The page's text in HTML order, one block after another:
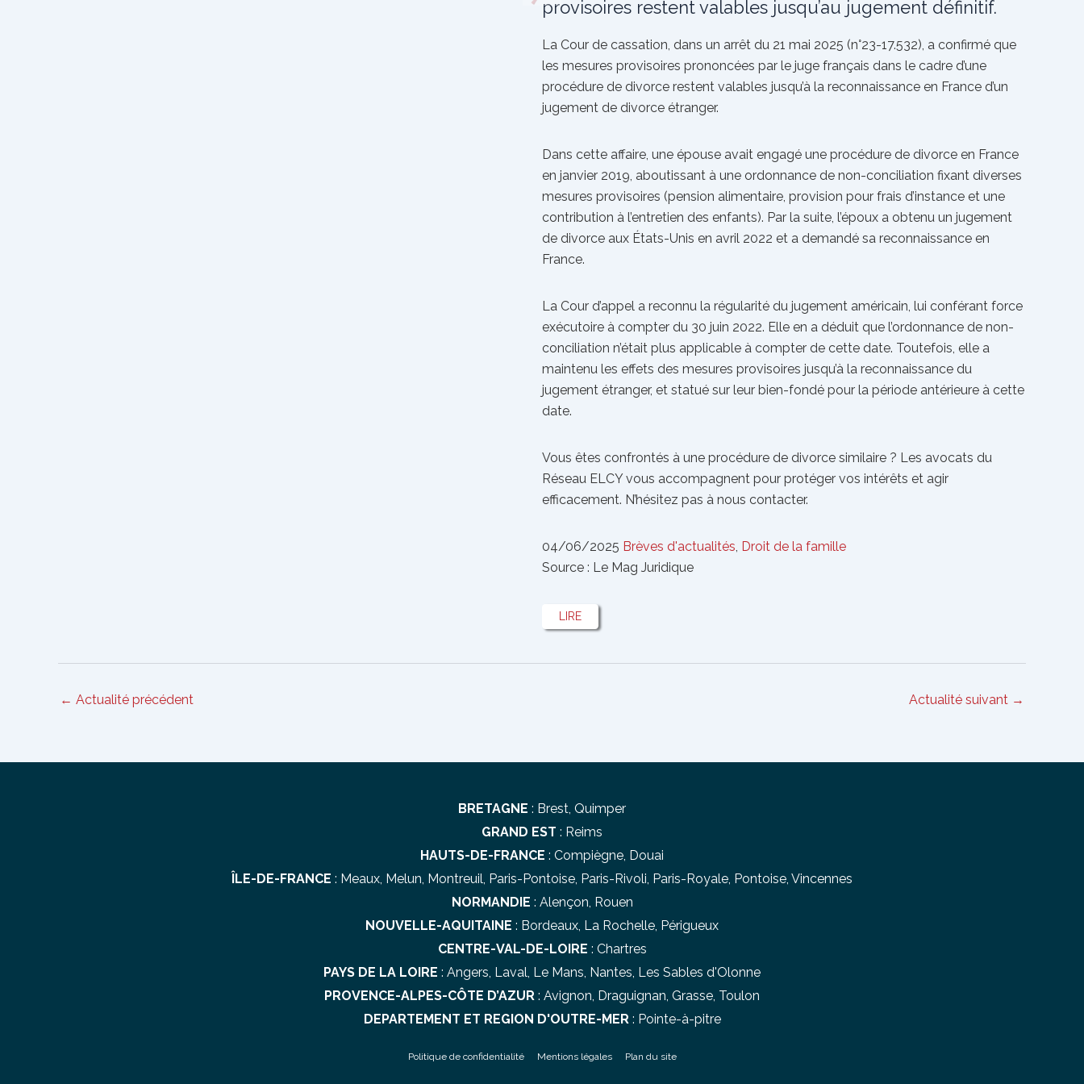
provisoires restent valables jusqu’au jugement définitif.
La Cour de cassation, dans un arrêt du 21 mai 2025 (n°23-17.532), a confirmé que
les mesures provisoires prononcées par le juge français dans le cadre d’une
procédure de divorce restent valables jusqu’à la reconnaissance en France d’un
jugement de divorce étranger.
Dans cette affaire, une épouse avait engagé une procédure de divorce en France
en janvier 2019, aboutissant à une ordonnance de non-conciliation fixant diverses
mesures provisoires (pension alimentaire, provision pour frais d’instance et une
contribution à l’entretien des enfants). Par la suite, l’époux a obtenu un jugement
de divorce aux États-Unis en avril 2022 et a demandé sa reconnaissance en
France.
La Cour d’appel a reconnu la régularité du jugement américain, lui conférant force
exécutoire à compter du 30 juin 2022. Elle en a déduit que l’ordonnance de non-
conciliation n’était plus applicable à compter de cette date. Toutefois, elle a
maintenu les effets des mesures provisoires jusqu’à la reconnaissance du
jugement étranger, et statué sur leur bien-fondé pour la période antérieure à cette
date.
Vous êtes confrontés à une procédure de divorce similaire ? Les avocats du
Réseau ELCY vous accompagnent pour protéger vos intérêts et agir
efficacement. N’hésitez pas à nous contacter.
04/06/2025 Brèves d'actualités Droit de la famille
Source : Le Mag Juridique
LIRE
Navigation
← Actualité précédent Actualité suivant →
BRETAGNE : Brest, Quimper
GRAND EST : Reims
HAUTS-DE-FRANCE : Compiègne, Douai
ÎLE-DE-FRANCE : Meaux, Melun, Montreuil, Paris-Pontoise, Paris-Rivoli, Paris-Royale, Pontoise, Vincennes
NORMANDIE : Alençon, Rouen
NOUVELLE-AQUITAINE : Bordeaux, La Rochelle, Périgueux
CENTRE-VAL-DE-LOIRE : Chartres
PAYS DE LA LOIRE : Angers, Laval, Le Mans, Nantes, Les Sables d'Olonne
PROVENCE-ALPES-CÔTE D’AZUR : Avignon, Draguignan, Grasse, Toulon
DEPARTEMENT ET REGION D'OUTRE-MER: Pointe-à-pitre
Politique de confidentialité Mentions légales Plan du site